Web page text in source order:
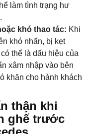
làm tình trạng hư
khó thao tác: Khi
khó nhấn, bị kẹt
thể là dấu hiệu của
xâm nhập vào bên
khăn cho hành khách
thận khi
ghế trước